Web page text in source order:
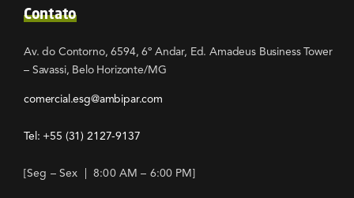
Contato
Av. do Contorno, 6594, 6º Andar, Ed. Amadeus Business Tower
– Savassi, Belo Horizonte/MG
comercial.esg@ambipar.com
Tel: +55 (31) 2127-9137
[Seg – Sex | 8:00 AM – 6:00 PM]